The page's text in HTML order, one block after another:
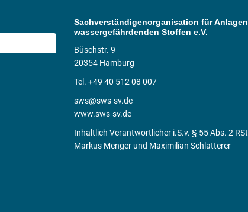
Sachverständigenorganisation für
wassergefährdenden Stoffen e.V.
Büschstr. 9
20354 Hamburg
Tel. +49 40 512 08 007
sws@sws-sv.de
www.sws-sv.de
Inhaltlich Verantwortlicher i.S.v. § 55 Abs. 2
Markus Menger und Maximilian Schlatterer